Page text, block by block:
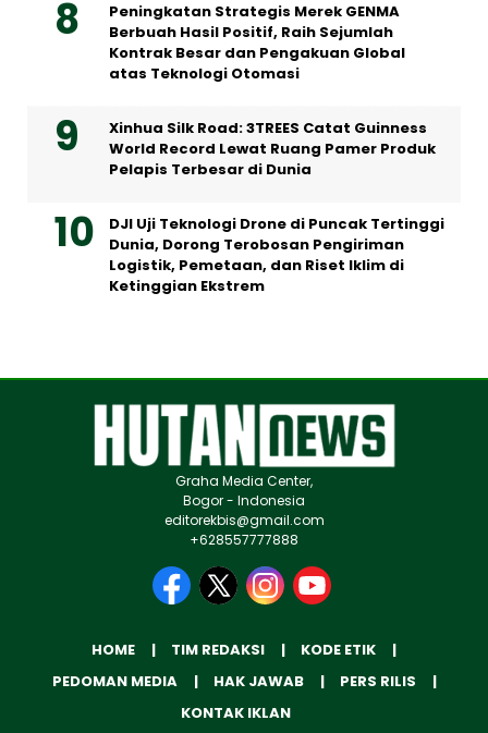
Peningkatan Strategis Merek GENMA
Berbuah Hasil Positif, Raih Sejumlah
Kontrak Besar dan Pengakuan Global
atas Teknologi Otomasi
Xinhua Silk Road: 3TREES Catat Guinness
World Record Lewat Ruang Pamer Produk
Pelapis Terbesar di Dunia
DJI Uji Teknologi Drone di Puncak Tertinggi
Dunia, Dorong Terobosan Pengiriman
Logistik, Pemetaan, dan Riset Iklim di
Ketinggian Ekstrem
Graha Media Center,
Bogor - Indonesia
editorekbis@gmail.com
+628557777888
HOME TIM REDAKSI
KODE ETIK
PEDOMAN MEDIA
HAK JAWAB
PERS RILIS
KONTAK IKLAN